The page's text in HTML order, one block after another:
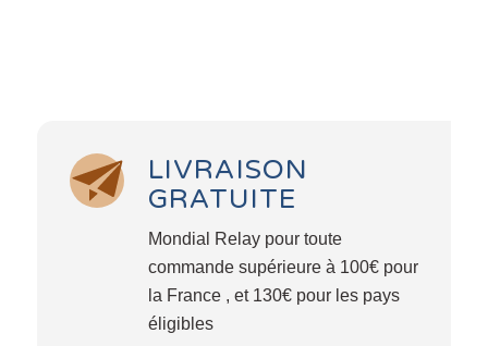
LIVRAISON
GRATUITE
Mondial Relay pour toute
commande supérieure à 100€ pour
la France , et 130€ pour les pays
éligibles